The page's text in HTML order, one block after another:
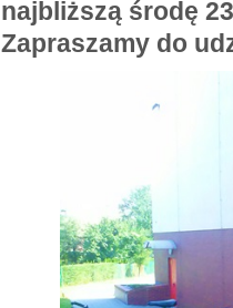
najbliższą środę
Zapraszamy do